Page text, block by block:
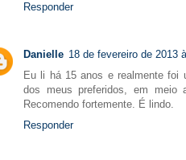
Responder
Danielle 18 de fevereiro de 2013
Eu li há 15 anos e realmente foi
dos meus preferidos, em meio
Recomendo fortemente. É lindo.
Responder